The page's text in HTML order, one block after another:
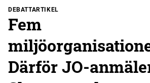
DEBATTARTIKEL
Fem
Därför JO-